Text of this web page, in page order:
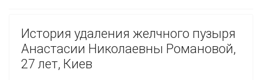
История удаления желчного пузыря
Анастасии Николаевны Романовой,
27 лет, Киев